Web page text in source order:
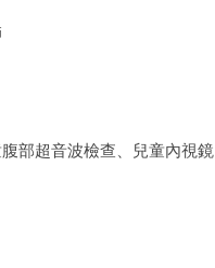
部超音波檢查、兒童內視鏡